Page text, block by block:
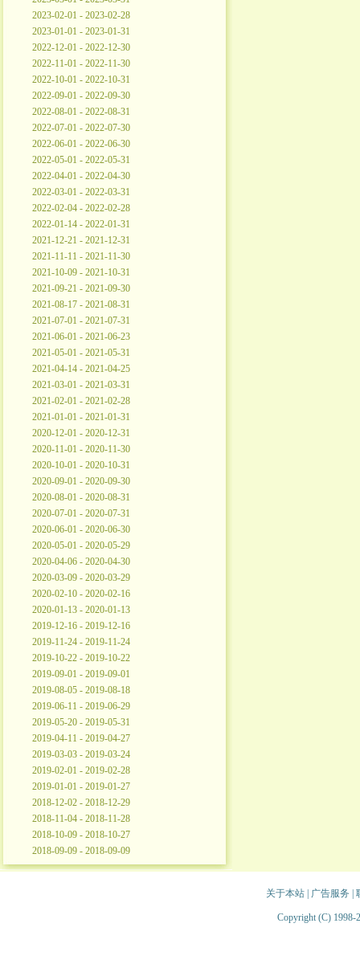
2023-02-01 - 2023-02-28
2023-01-01 - 2023-01-31
2022-12-01 - 2022-12-30
2022-11-01 - 2022-11-30
2022-10-01 - 2022-10-31
2022-09-01 - 2022-09-30
2022-08-01 - 2022-08-31
2022-07-01 - 2022-07-30
2022-06-01 - 2022-06-30
2022-05-01 - 2022-05-31
2022-04-01 - 2022-04-30
2022-03-01 - 2022-03-31
2022-02-04 - 2022-02-28
2022-01-14 - 2022-01-31
2021-12-21 - 2021-12-31
2021-11-11 - 2021-11-30
2021-10-09 - 2021-10-31
2021-09-21 - 2021-09-30
2021-08-17 - 2021-08-31
2021-07-01 - 2021-07-31
2021-06-01 - 2021-06-23
2021-05-01 - 2021-05-31
2021-04-14 - 2021-04-25
2021-03-01 - 2021-03-31
2021-02-01 - 2021-02-28
2021-01-01 - 2021-01-31
2020-12-01 - 2020-12-31
2020-11-01 - 2020-11-30
2020-10-01 - 2020-10-31
2020-09-01 - 2020-09-30
2020-08-01 - 2020-08-31
2020-07-01 - 2020-07-31
2020-06-01 - 2020-06-30
2020-05-01 - 2020-05-29
2020-04-06 - 2020-04-30
2020-03-09 - 2020-03-29
2020-02-10 - 2020-02-16
2020-01-13 - 2020-01-13
2019-12-16 - 2019-12-16
2019-11-24 - 2019-11-24
2019-10-22 - 2019-10-22
2019-09-01 - 2019-09-01
2019-08-05 - 2019-08-18
2019-06-11 - 2019-06-29
2019-05-20 - 2019-05-31
2019-04-11 - 2019-04-27
2019-03-03 - 2019-03-24
2019-02-01 - 2019-02-28
2019-01-01 - 2019-01-27
2018-12-02 - 2018-12-29
2018-11-04 - 2018-11-28
2018-10-09 - 2018-10-27
2018-09-09 - 2018-09-09
关于本站| 广告服务
Copyright (C) 1998-